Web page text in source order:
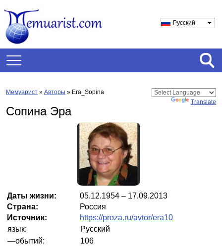
Русский
Мемуарист » Авторы » Era_Sopina
Translate
Сопина Эра
Даты жизни:
05.12.1954 – 17.09.2013
Страна:
Россия
Источник:
https://proza.ru/avtor/era10
язык:
Русский
—обытий:
106